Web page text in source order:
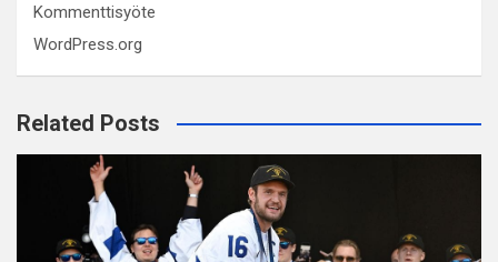
Kommenttisyöte
WordPress.org
Related Posts